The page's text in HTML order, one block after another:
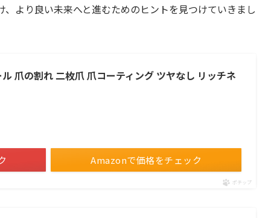
より良い未来へと進むためのヒントを見つけていきまし
爪の割れ 二枚爪 爪コーティング ツヤなし リッチネ
Amazonで価格をチェック
ポチップ